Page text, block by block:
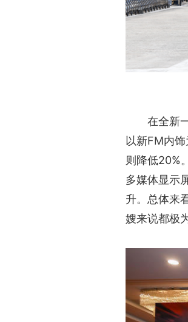
在全新
以新FM内
则降低20%
多媒体显示
升。总体来
嫂来说都极